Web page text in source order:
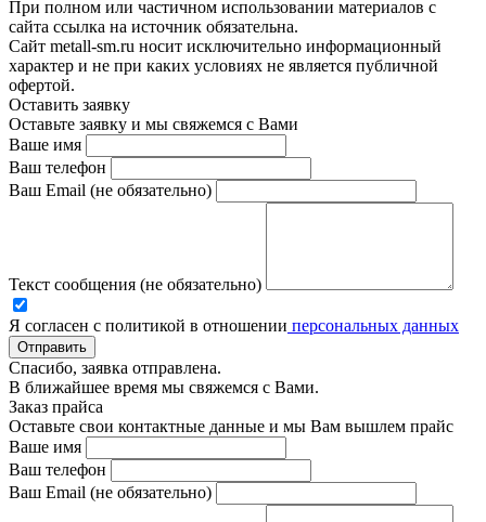
При полном или частичном использовании материалов с
сайта ссылка на источник обязательна.
Сайт metall-sm.ru носит исключительно информационный
характер и не при каких условиях не является публичной
офертой.
Оставить заявку
Оставьте заявку и мы свяжемся с Вами
Ваше имя
Ваш телефон
Ваш Email (не обязательно)
Текст сообщения (не обязательно)
Я согласен с политикой в отношении персональных данных
Отправить
Спасибо, заявка отправлена.
В ближайшее время мы свяжемся с Вами.
Заказ прайса
Оставьте свои контактные данные и мы Вам вышлем прайс
Ваше имя
Ваш телефон
Ваш Email (не обязательно)